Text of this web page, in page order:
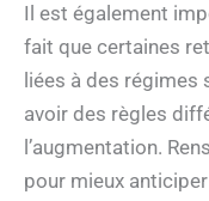
Il est également
fait que certaines
liées à des régimes
avoir des règles
l’augmentation.
pour mieux